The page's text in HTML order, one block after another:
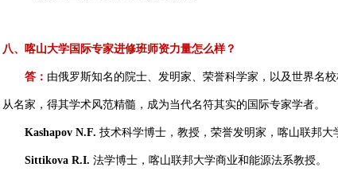
八、喀山大学国际专家进修班师资力量怎么样？
答： 由俄罗斯知名的院士、发明家、荣誉科学家，以及世界名
从名家，得其学术风范精髓，成为当代名符其实的国际专家学者。
Kashapov N.F. 技术科学博士，教授，荣誉发明家，喀山联邦大
Sittikova R.I. 法学博士，喀山联邦大学商业和能源法系教授。